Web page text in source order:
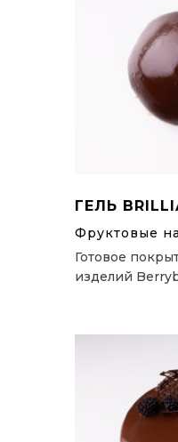
ГЕЛЬ
Фруктовые
Готовое
изделий